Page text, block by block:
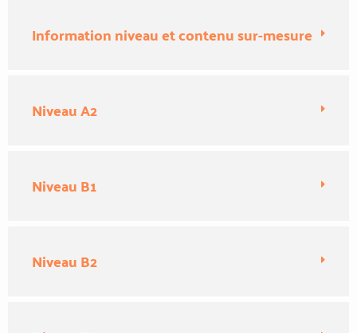
Information niveau et contenu sur-mesure
Niveau A2
Niveau B1
Niveau B2